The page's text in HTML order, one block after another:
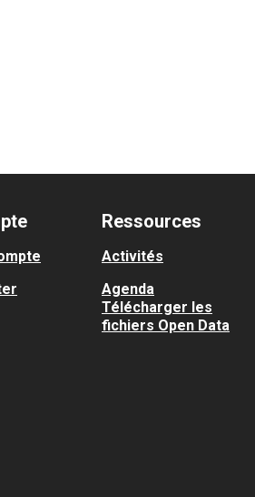
Ressources
Activités
Agenda
Télécharger les
fichiers Open Data